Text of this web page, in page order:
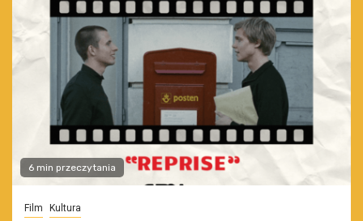
6 min przeczytania
Film Kultura